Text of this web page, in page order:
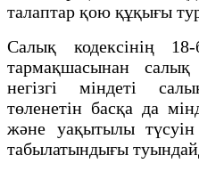
талаптар қою құқығы
Салық кодексінің
тармақшасынан
негізгі міндеті
төленетін басқа да
және уақытылы
табылатындығы